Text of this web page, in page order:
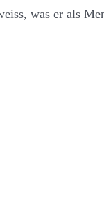
was er als